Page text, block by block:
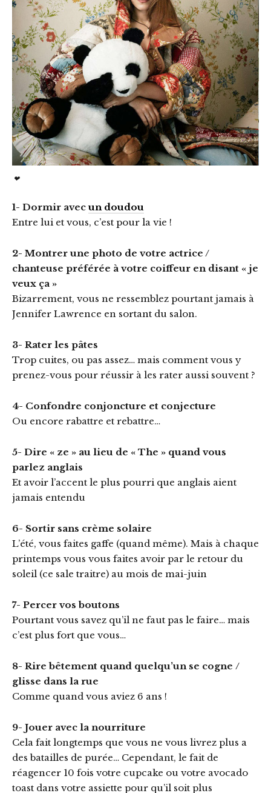
❤
1- Dormir avecun doudou
Entre lui et vous, c’est pour la vie !
2- Montrer une photo de votre actrice /
chanteuse préférée à votre coiffeur en disant « je
veux ça »
Bizarrement, vous ne ressemblez pourtant jamais à
Jennifer Lawrence en sortant du salon.
3- Rater les pâtes
Trop cuites, ou pas assez… mais comment vous y
prenez-vous pour réussir à les rater aussi souvent ?
4- Confondre conjoncture et conjecture
Ou encore rabattre et rebattre…
5- Dire « ze » au lieu de « The » quand vous
parlez anglais
Et avoir l’accent le plus pourri que anglais aient
jamais entendu
6- Sortir sans crème solaire
L’été, vous faites gaffe (quand même). Mais à chaque
printemps vous vous faites avoir par le retour du
soleil (ce sale traitre) au mois de mai-juin
7- Percer vos boutons
Pourtant vous savez qu’il ne faut pas le faire… mais
c’est plus fort que vous…
8- Rire bêtement quand quelqu’un se cogne /
glisse dans la rue
Comme quand vous aviez 6 ans !
9- Jouer avec la nourriture
Cela fait longtemps que vous ne vous livrez plus a
des batailles de purée… Cependant, le fait de
réagencer 10 fois votre cupcake ou votre avocado
toast dans votre assiette pour qu’il soit plus